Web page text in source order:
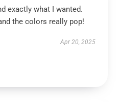
exactly what I wanted.
the colors really pop!
Apr 20, 2025